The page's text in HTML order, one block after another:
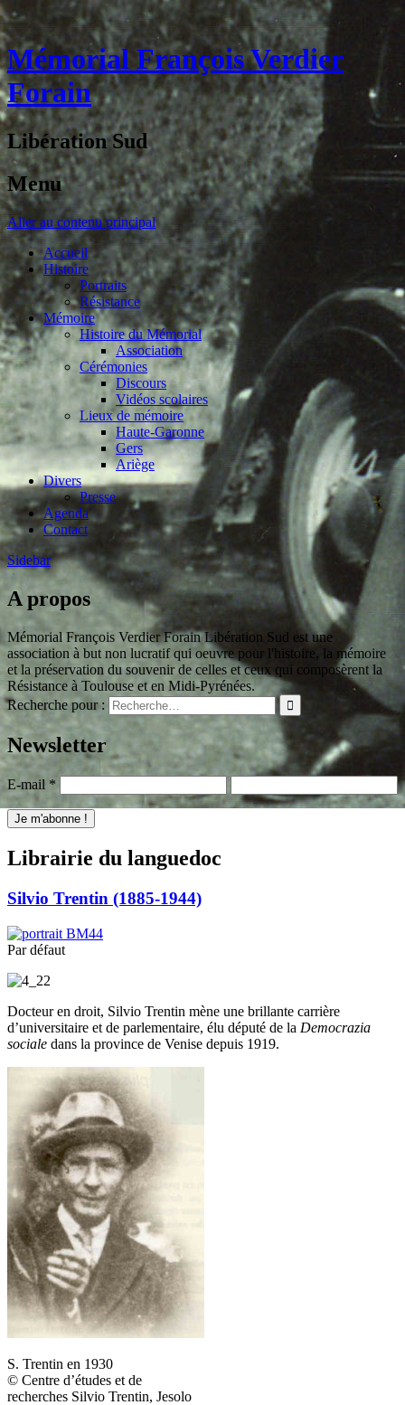
Mémorial François Verdier
Forain
Libération Sud
Menu
Aller au contenu principal
Accueil
Histoire
Portraits
Résistance
Mémoire
Histoire du Mémorial
Association
Cérémonies
Discours
Vidéos scolaires
Lieux de mémoire
Haute-Garonne
Gers
Ariège
Divers
Presse
Agenda
Contact
Sidebar
A propos
Mémorial François Verdier Forain Libération Sud est une
association à but non lucratif qui oeuvre pour l'histoire, la mémoire
et la préservation du souvenir de celles et ceux qui composèrent la
Résistance à Toulouse et en Midi-Pyrénées.
Recherche pour :
Newsletter
E-mail *
Librairie du languedoc
Silvio Trentin (1885-1944)
Par défaut
Docteur en droit, Silvio Trentin mène une brillante carrière
d’universitaire et de parlementaire, élu député de la Democrazia
sociale dans la province de Venise depuis 1919.
S. Trentin en 1930
© Centre d’études et de
recherches Silvio Trentin, Jesolo